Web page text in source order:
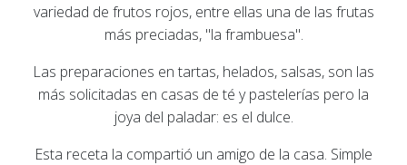
variedad de frutos rojos, entre ellas una de las frutas
más preciadas, "la frambuesa".
Las preparaciones en tartas, helados, salsas, son las
más solicitadas en casas de té y pastelerías pero la
joya del paladar: es el dulce.
Esta receta la compartió un amigo de la casa. Simple